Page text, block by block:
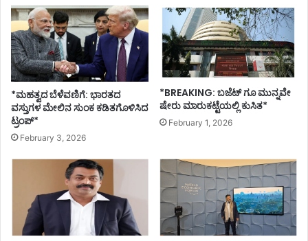
*ಮಹತ್ವದ ಬೆಳೆವಣಿಗೆ: ಭಾರತದ
ವಸ್ತುಗಳ ಮೇಲಿನ ಸುಂಕ ಕಡಿತಗೊಳಿಸಿದ
ಟ್ರಂಪ್*
February 3, 2026
*BREAKING: ಬಜೆಟ್ ಗೂ ಮುನ್ನವೇ
ಷೇರು ಮಾರುಕಟ್ಟೆಯಲ್ಲಿ ಕುಸಿತ*
February 1, 2026